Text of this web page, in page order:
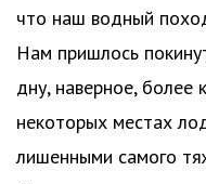
что наш водный
Нам пришлось
дну, наверное, более
некоторых местах
лишенными самого